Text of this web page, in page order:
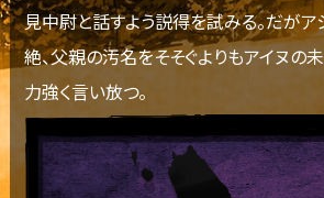
見中尉と話すよう説得を試みる。だがア
絶、父親の汚名をそそぐよりもアイヌの
力強く言い放つ。